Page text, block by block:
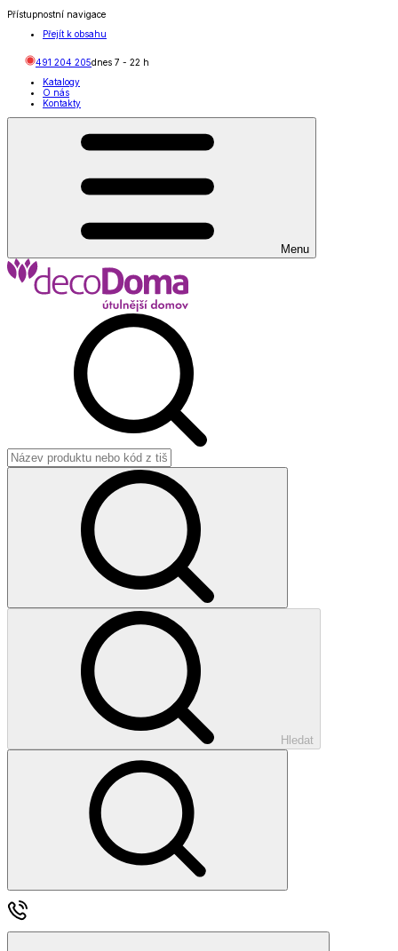
Přístupnostní navigace
Přejít k obsahu
491 204 205dnes 7 - 22 h
Katalogy
O nás
Kontakty
Menu
Hledat